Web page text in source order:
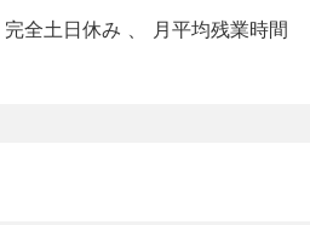
中から、技術特性・納期・コ
年始5日
、厚生年金、雇用、労災）、退
されるイベント開催金、新規開
開拓奨励金等々いつも仕事の隣
は数多くの成功者を創りだ
います。だから、欧米型の能力
加点主義を採用します。わか
完全土日休み
月平均残業時間